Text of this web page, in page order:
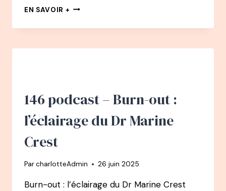
EN SAVOIR + 147
–
OUT
PSYCHOLOGUE
ADJADJ
146 podcast – Burn-out :
l’éclairage du Dr Marine
Crest
ParcharlotteAdmin 26 juin 2025
Burn-out : l’éclairage du Dr Marine Crest